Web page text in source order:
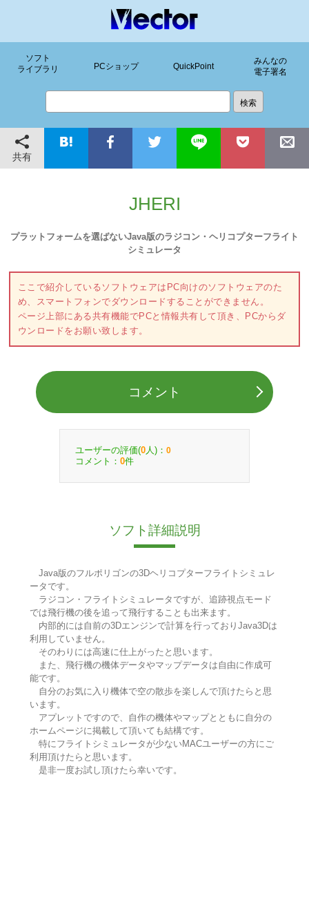
ソフト
ライブラリ
PCショップ QuickPoint
みんなの
電子署名
共有
JHERI
プラットフォームを選ばないJava版のラジコン・ヘリコプターフライト
シミュレータ
ここで紹介しているソフトウェアはPC向けのソフトウェアのた
め、スマートフォンでダウンロードすることができません。
ページ上部にある共有機能でPCと情報共有して頂き、PCからダ
ウンロードをお願い致します。
コメント
ユーザーの評価(0 人)： 0
コメント： 0件
ソフト詳細説明
Java版のフルポリゴンの3Dヘリコプターフライトシミュレ
ータです。
ラジコン・フライトシミュレータですが、追跡視点モード
では飛行機の後を追って飛行することも出来ます。
内部的には自前の3Dエンジンで計算を行っておりJava3Dは
利用していません。
そのわりには高速に仕上がったと思います。
また、飛行機の機体データやマップデータは自由に作成可
能です。
自分のお気に入り機体で空の散歩を楽しんで頂けたらと思
います。
アプレットですので、自作の機体やマップとともに自分の
ホームページに掲載して頂いても結構です。
特にフライトシミュレータが少ないMACユーザーの方にご
利用頂けたらと思います。
是非一度お試し頂けたら幸いです。